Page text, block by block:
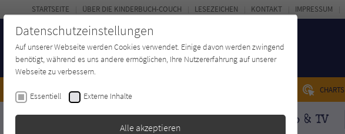
CHARTS
Autor*in Verlage Magazin Kino & TV
STARTSEITE ÜBER DIE KINDERBUCH-COUCH LESEZEICHEN KONTAKT IMPRESSUM
Datenschutzeinstellungen
Auf unserer Webseite werden Cookies verwendet. Einige davon werden zwingend
benötigt, während es uns andere ermöglichen, Ihre Nutzererfahrung auf unserer
Webseite zu verbessern.
Essentiell Externe Inhalte
Alle akzeptieren